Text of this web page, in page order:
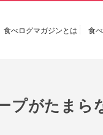
食べログマガジンとは 食
プがたまら